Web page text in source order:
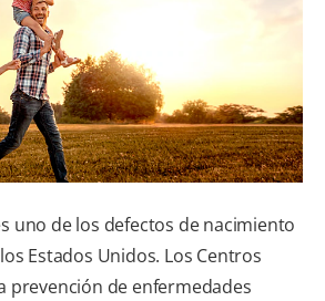
SUSCRÍBASE
uno de los defectos de nacimiento
Estados Unidos. Los Centros
prevención de enfermedades